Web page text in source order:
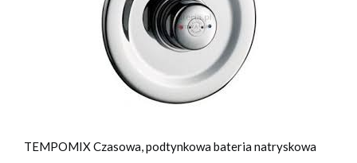
TEMPOMIX Czasowa, podtynkowa bateria natryskowa